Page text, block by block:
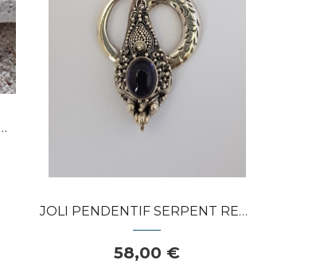
Dans mon panier
APERÇU RAPIDE
JOLI PENDENTIF SERPENT REPTILE BOA ARGENT...
58,00 €